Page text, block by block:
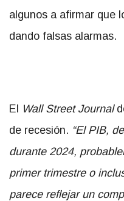
algunos a afirmar que
dando falsas alarmas.
El Wall Street Journal
de recesión. “El PIB,
durante 2024,
primer trimestre o
parece reflejar un